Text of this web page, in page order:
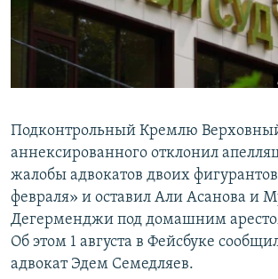
ПОБЕДИТЕЛЕЙ НЕ СУДЯТ?
КРЫМ.НЕПОКОРЕННЫЙ
ПРИСОЕДИНЯЙТЕСЬ!
Все сайты RFE/RL
Подконтрольный Кремлю
аннексированного отклонил
жалобы адвокатов двоих
февраля» и оставил Али Асанова и
Дегерменджи под домашним
Об этом 1 августа в Фейсбуке
адвокат Эдем Семедляев.